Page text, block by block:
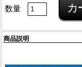
数量
商品説明